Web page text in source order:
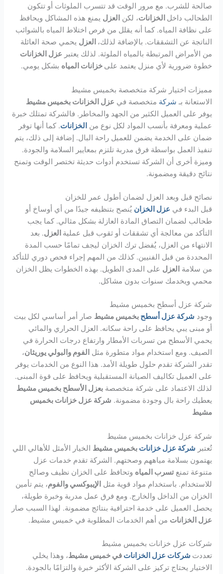
صالحة للشرب. مع مرور الوقت قد تتسرب الملوثات أو تتكون
الطحالب داخل الخزانات، لكن العزل يمنع هذه المشاكل ويحافظ
على نظافة المياه. كما أنه يقلل من فرص اختلاط المياه بالشوائب
الناتجة عن التشققات. بالإضافة لذلك، العزل يحمي صحة العائلة
من الأمراض المرتبطة بالمياه الملوثة. لذلك يعتبر عزل الخزانات
خطوة ضرورية لأي منزل يعتمد على خزانات المياه بشكل يومي.
مميزات اختيار شركة متخصصة بخميس مشيط
الاستعانة بـ شركة متخصصة في عزل الخزانات بخميس مشيط
يوفر على العميل الكثير من الجهد والمخاطر. فالشركة تمتلك خبرة
عملية ومعرفة بأنسب المواد لكل نوع من الخزانات. كما أنها توفر
ضمان على الخدمة يضمن للعميل راحة البال. إضافة إلى ذلك، يتم
تنفيذ العمل بواسطة فرق مدربة تلتزم بمعايير السلامة والجودة.
وميزة أخرى أن الشركة تستخدم أدوات حديثة تختصر الوقت وتمنح
نتائج دقيقة ومضمونة.
نصائح قبل وبعد العزل لضمان أطول عمر للخزان
قبل البدء في عزل الخزان يُنصح بتنظيفه جيدًا من أي أوساخ أو
طحالب لضمان التصاق المادة العازلة بشكل مثالي. كما يجب
التأكد من معالجة أي تشققات أو ثقوب قبل عملية العزل. بعد
الانتهاء من العزل، يُفضل ترك الخزان ليجف تمامًا حسب المدة
المحددة من قبل الفنيين. كذلك من المهم إجراء فحص دوري للتأكد
من سلامة العزل على المدى الطويل. بهذه الخطوات يظل الخزان
محمي ويخدمك سنوات بدون مشاكل.
شركة عزل أسطح بخميس مشيط
وجود شركة عزل أسطح بخميس مشيط صار أمر أساسي لكل بيت
أو مبنى يبي يحافظ على راحة سكانه. العزل الحراري والمائي
يحمي الأسطح من تسربات الأمطار وارتفاع درجات الحرارة في
الصيف. ومع استخدام مواد متطورة مثل الفوم والبولي يوريثان،
تقدر الشركة تقدم حلول طويلة الأمد. هذا النوع من الخدمات يوفر
على العميل تكاليف الصيانة المستقبلية ويحافظ على قوة المبنى.
لذلك الاعتماد على شركة متخصصةبعزل الأسطح بخميس مشيط
يعطيك راحة بال وجودة مضمونة. شركة عزل خزانات بخميس
مشيط
شركة عزل خزانات بخميس مشيط
تُعتبر شركة عزل خزانات بخميس مشيط الخيار الأمثل للأهالي اللي
يهتمون بسلامة مياههم وصحتهم. الشركة تقدم خدمات عزل
متنوعة تمنعتسرب المياه وتحافظ على الخزان نظيف وصالح
للاستخدام. باستخدام مواد قوية مثل الإيبوكسي والفوم، يتم تأمين
الخزان من الداخل والخارج. ومع فرق عمل مدربة وخبرة طويلة،
يحصل العميل على خدمة احترافية بنتائج مضمونة. لهذا السبب صار
عزل الخزانات من أهم الخدمات المطلوبة في خميس مشيط.
شركات عزل خزانات بخميس مشيط
تعددت شركات عزل الخزانات في خميس مشيط، وهذا يخلي
الاختيار يحتاج تركيز على الشركة الأكثر خبرة والتزامًا بالجودة.